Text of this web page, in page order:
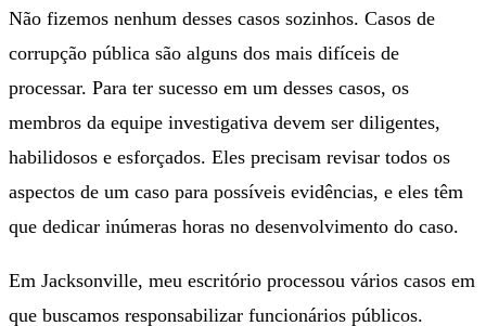
Não fizemos nenhum desses casos sozinhos. Casos de
corrupção pública são alguns dos mais difíceis de
processar. Para ter sucesso em um desses casos, os
membros da equipe investigativa devem ser diligentes,
habilidosos e esforçados. Eles precisam revisar todos os
aspectos de um caso para possíveis evidências, e eles têm
que dedicar inúmeras horas no desenvolvimento do caso.
Em Jacksonville, meu escritório processou vários casos em
que buscamos responsabilizar funcionários públicos.